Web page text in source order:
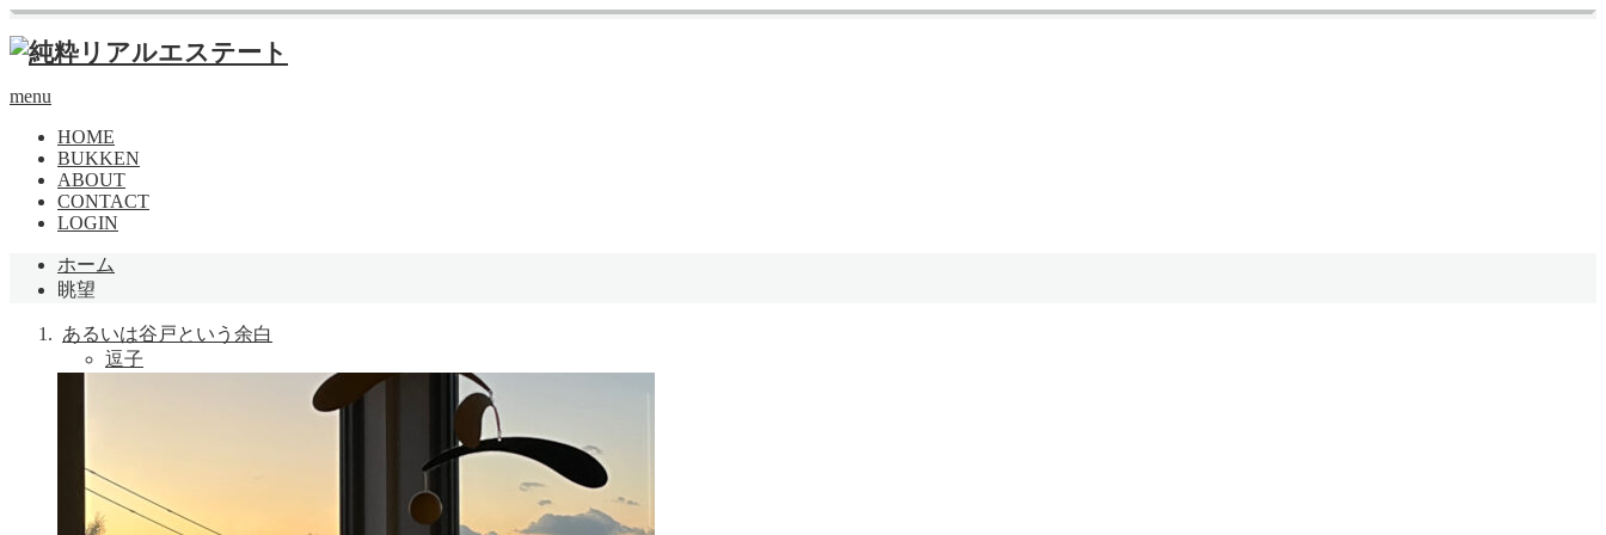
menu
HOME
BUKKEN
ABOUT
CONTACT
LOGIN
ホーム
眺望
あるいは谷戸という余白
逗子